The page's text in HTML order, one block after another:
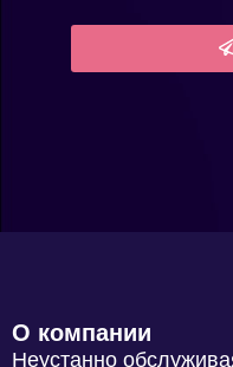
О компании
Неустанно